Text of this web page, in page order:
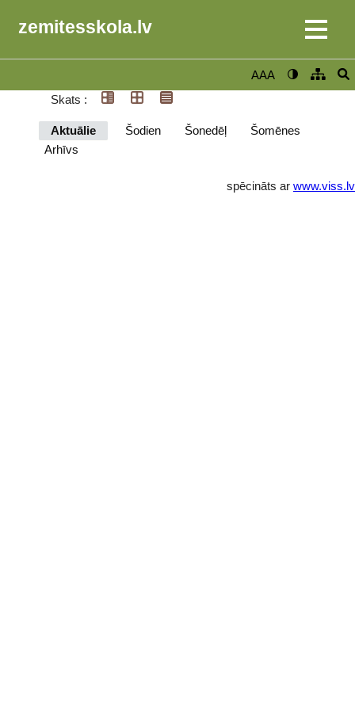
zemitesskola.lv
AAA
Skats :
Aktuālie Šodien Šonedēļ
Šomēnes
Arhīvs
spēcināts ar www.viss.lv